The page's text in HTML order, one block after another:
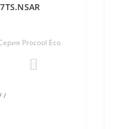
Procool Eco